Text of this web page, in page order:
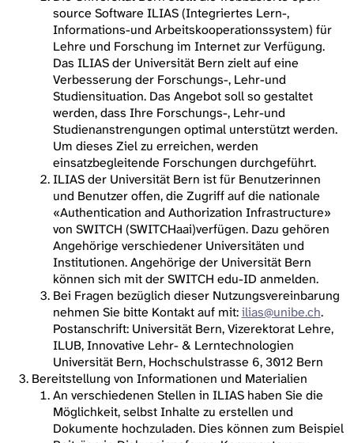
source Software ILIAS (Integriertes Lern-,
Informations-und Arbeitskooperationssystem) für
Lehre und Forschung im Internet zur Verfügung.
Das ILIAS der Universität Bern zielt auf eine
Verbesserung der Forschungs-, Lehr-und
Studiensituation. Das Angebot soll so gestaltet
werden, dass Ihre Forschungs-, Lehr-und
Studienanstrengungen optimal unterstützt werden.
Um dieses Ziel zu erreichen, werden
einsatzbegleitende Forschungen durchgeführt.
ILIAS der Universität Bern ist für Benutzerinnen
und Benutzer offen, die Zugriff auf die nationale
«Authentication and Authorization Infrastructure»
von SWITCH (SWITCHaai)verfügen. Dazu gehören
Angehörige verschiedener Universitäten und
Institutionen. Angehörige der Universität Bern
können sich mit der SWITCH edu-ID anmelden.
Bei Fragen bezüglich dieser Nutzungsvereinbarung
nehmen Sie bitte Kontakt auf mit:ilias@unibe.ch.
Postanschrift: Universität Bern, Vizerektorat Lehre,
ILUB, Innovative Lehr- & Lerntechnologien
Universität Bern, Hochschulstrasse 6, 3012 Bern
Bereitstellung von Informationen und Materialien
An verschiedenen Stellen in ILIAS haben Sie die
Möglichkeit, selbst Inhalte zu erstellen und
Dokumente hochzuladen. Dies können zum Beispiel